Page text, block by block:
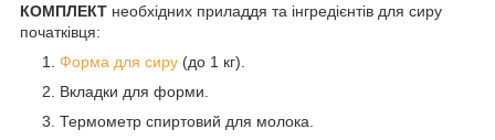
КОМПЛЕКТ необхідних приладдя та інгредієнтів для сиру
початківця:
Форма для сиру (до 1 кг).
Вкладки для форми.
Термометр спиртовий для молока.